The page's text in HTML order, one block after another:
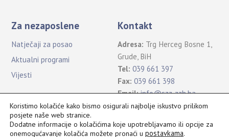
Za nezaposlene
Natječaji za posao
Aktualni programi
Vijesti
Kontakt
Adresa: Trg Herceg Bosne 1,
Grude, BiH
Tel: 039 661 397
Fax: 039 661 398
Email: info@szz-zzh.ba
Sva prava pridržana Služba za zapošljavanje ŽZH ©2021
Koristimo kolačiće kako bismo osigurali najbolje iskustvo prilikom
posjete naše web stranice.
Dodatne informacije o kolačićima koje upotrebljavamo ili opcije za
onemogućavanje kolačića možete pronaći u postavkama.